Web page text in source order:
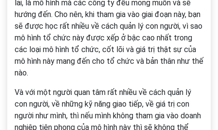
lai, là mô hình mà các công ty đều mong muốn và sẽ
hướng đến. Cho nên, khi tham gia vào giai đoạn này, bạn
sẽ được học rất nhiều về cách quản lý con người, vì sao
mô hình tổ chức này được xếp ở bậc cao nhất trong
các loại mô hình tổ chức, cốt lõi và giá trị thật sự của
mô hình này mang đến cho tổ chức và bản thân như thế
nào.
Và với một người quan tâm rất nhiều về cách quản lý
con người, về những kỹ năng giao tiếp, về giá trị con
người như mình, thì nếu mình không tham gia vào doanh
nghiệp tiên phong của mô hình này thì sẽ không thể